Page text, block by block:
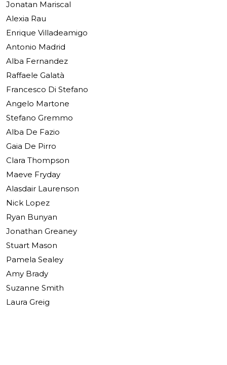
Jonatan Mariscal
Alexia Rau
Enrique Villadeamigo
Antonio Madrid
Alba Fernandez
Raffaele Galatà
Francesco Di Stefano
Angelo Martone
Stefano Gremmo
Alba De Fazio
Gaia De Pirro
Clara Thompson
Maeve Fryday
Alasdair Laurenson
Nick Lopez
Ryan Bunyan
Jonathan Greaney
Stuart Mason
Pamela Sealey
Amy Brady
Suzanne Smith
Laura Greig